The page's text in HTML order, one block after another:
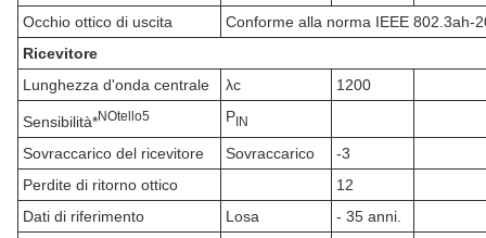
Occhio ottico di uscita
Conforme alla norma IEEE 802.3ah-
Ricevitore
Lunghezza d'onda centrale
λc 1200
Sensibilità*NOtello5 PIN
Sovraccarico del ricevitore Sovraccarico
-3
Perdite di ritorno ottico
12
Dati di riferimento
Losa
- 35 anni.